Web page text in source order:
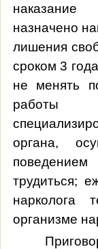
наказание
назначено
лишения
сроком 3
не менять
работы
органа,
трудиться;
нарколога
организме